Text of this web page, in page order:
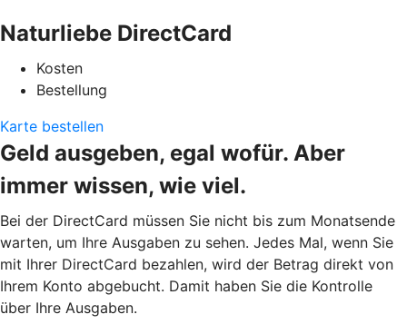
Naturliebe DirectCard
Kosten
Bestellung
Karte bestellen
Geld ausgeben, egal wofür. Aber
immer wissen, wie viel.
Bei der DirectCard müssen Sie nicht bis zum Monatsende
warten, um Ihre Ausgaben zu sehen. Jedes Mal, wenn Sie
mit Ihrer DirectCard bezahlen, wird der Betrag direkt von
Ihrem Konto abgebucht. Damit haben Sie die Kontrolle
über Ihre Ausgaben.